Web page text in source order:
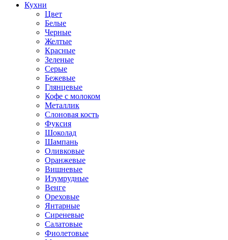
Кухни
Цвет
Белые
Черные
Желтые
Красные
Зеленые
Серые
Бежевые
Глянцевые
Кофе с молоком
Металлик
Слоновая кость
Фуксия
Шоколад
Шампань
Оливковые
Оранжевые
Вишневые
Изумрудные
Венге
Ореховые
Янтарные
Сиреневые
Салатовые
Фиолетовые